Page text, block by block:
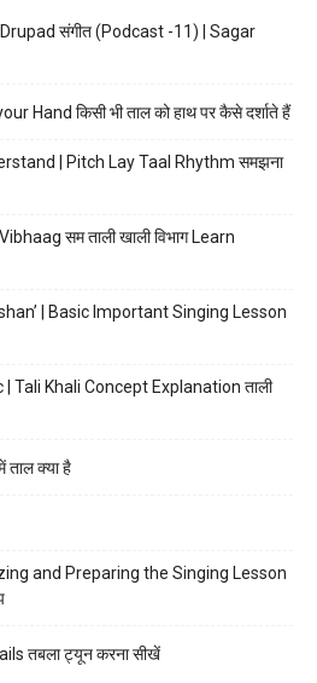
संगीत (Podcast -11) | Sagar
Hand किसी भी ताल को हाथ पर कैसे दर्शाते हैं
| Pitch Lay Taal Rhythm समझना
सम ताली खाली विभाग Learn
| Basic Important Singing Lesson
Tali Khali Concept Explanation ताली
क्या है
and Preparing the Singing Lesson
तबला ट्यून करना सीखें